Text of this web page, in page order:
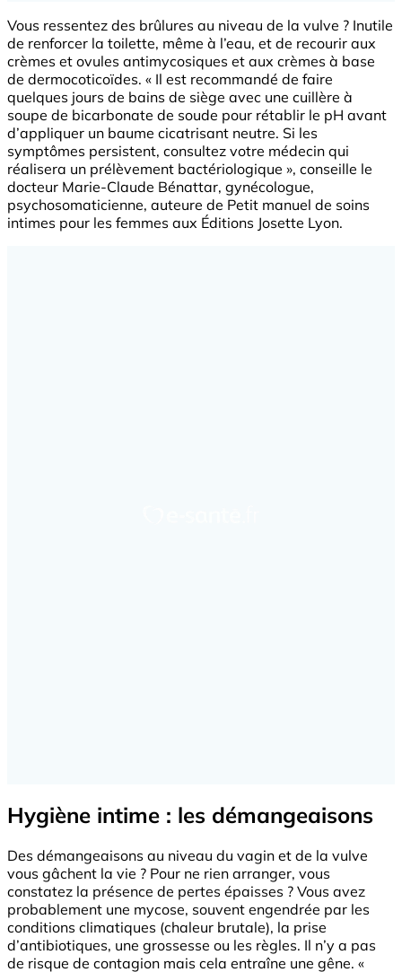
Vous ressentez des brûlures au niveau de la vulve ? Inutile
de renforcer la toilette, même à l’eau, et de recourir aux
crèmes et ovules antimycosiques et aux crèmes à base
de dermocoticoïdes. « Il est recommandé de faire
quelques jours de bains de siège avec une cuillère à
soupe de bicarbonate de soude pour rétablir le pH avant
d’appliquer un baume cicatrisant neutre. Si les
symptômes persistent, consultez votre médecin qui
réalisera un prélèvement bactériologique », conseille le
docteur Marie-Claude Bénattar, gynécologue,
psychosomaticienne, auteure de Petit manuel de soins
intimes pour les femmes aux Éditions Josette Lyon.
Hygiène intime : les démangeaisons
Des démangeaisons au niveau du vagin et de la vulve
vous gâchent la vie ? Pour ne rien arranger, vous
constatez la présence de pertes épaisses ? Vous avez
probablement une mycose, souvent engendrée par les
conditions climatiques (chaleur brutale), la prise
d’antibiotiques, une grossesse ou les règles. Il n’y a pas
de risque de contagion mais cela entraîne une gêne. «